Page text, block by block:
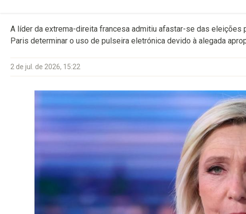
A líder da extrema-direita francesa admitiu afastar-se das eleições
Paris determinar o uso de pulseira eletrónica devido à alegada
2 de jul. de 2026, 15:22